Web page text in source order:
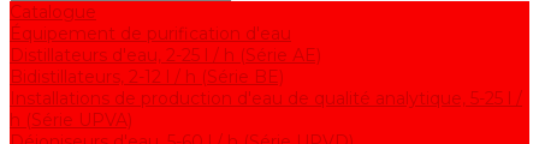
Catalogue
Équipement de purification d'eau
Distillateurs d'eau, 2-25 l / h (Série АE)
Bidistillateurs, 2-12 l / h (Série BE)
Installations de production d'eau de qualité analytique, 5-25 l /
h (Série UPVA)